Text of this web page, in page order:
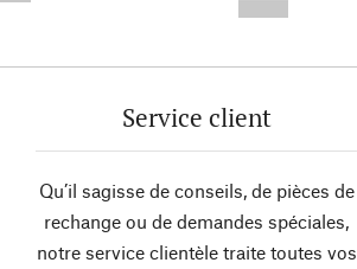
Service client
Qu’il sagisse de conseils, de pièces de
rechange ou de demandes spéciales,
notre service clientèle traite toutes vos